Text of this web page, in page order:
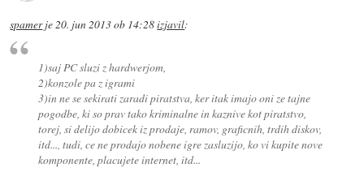
spamerje20. jun 2013 ob 14:28izjavil:
1)saj PC sluzi z hardwerjom,
2)konzole pa z igrami
3)in ne se sekirati zaradi piratstva, ker itak imajo oni ze tajne
pogodbe, ki so prav tako kriminalne in kaznive kot piratstvo,
torej, si delijo dobicek iz prodaje, ramov, graficnih, trdih diskov,
itd..., tudi, ce ne prodajo nobene igre zasluzijo, ko vi kupite nove
komponente, placujete internet, itd...